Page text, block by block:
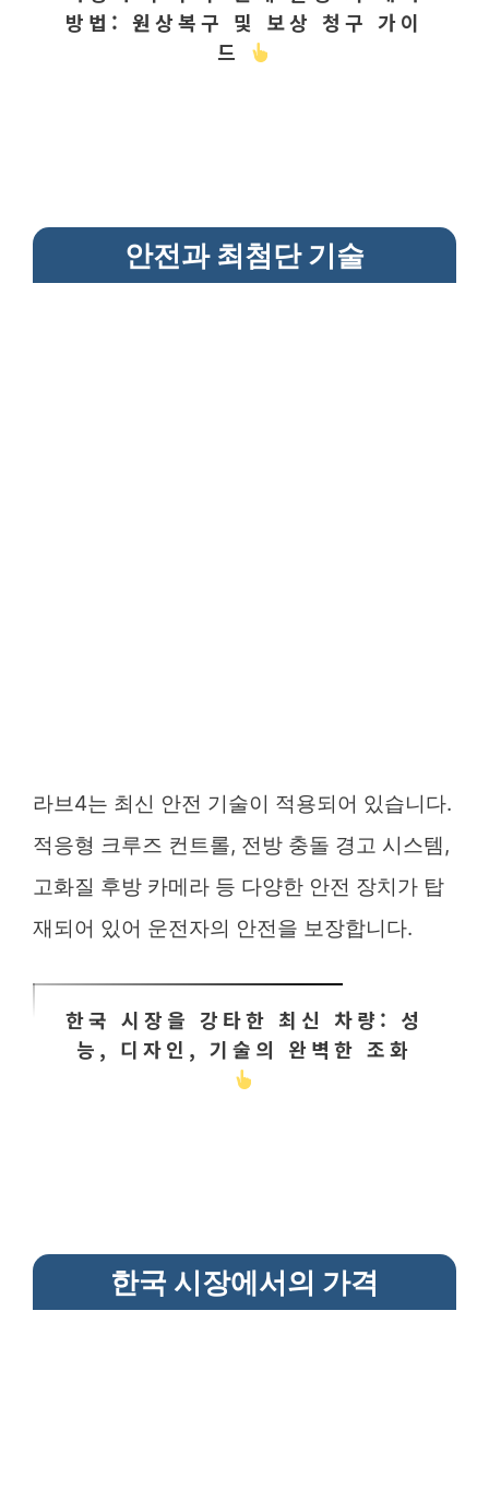
방법: 원상복구 및 보상 청구 가이
드
안전과 최첨단 기술
라브4는 최신 안전 기술이 적용되어 있습니다.
적응형 크루즈 컨트롤, 전방 충돌 경고 시스템,
고화질 후방 카메라 등 다양한 안전 장치가 탑
재되어 있어 운전자의 안전을 보장합니다.
한국 시장을 강타한 최신 차량: 성
능, 디자인, 기술의 완벽한 조화
한국 시장에서의 가격